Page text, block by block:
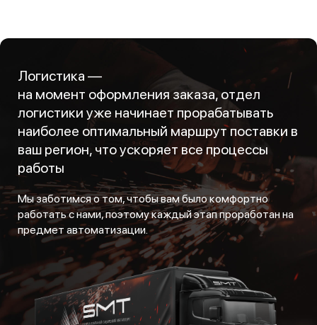
Логистика —
на момент оформления заказа, отдел
логистики уже начинает прорабатывать
наиболее оптимальный маршрут поставки в
ваш регион, что ускоряет все процессы
работы
Мы заботимся о том, чтобы вам было комфортно
работать с нами, поэтому каждый этап проработан на
предмет автоматизации.